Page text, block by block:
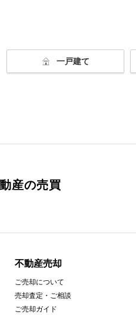
一戸建て
産の売買
不動産売却
ご売却について
売却査定・ご相談
ご売却ガイド